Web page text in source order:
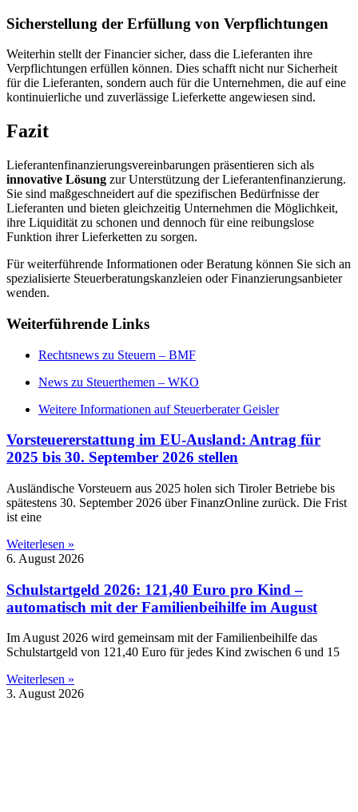
Sicherstellung der Erfüllung von Verpflichtungen
Weiterhin stellt der Financier sicher, dass die Lieferanten ihre
Verpflichtungen erfüllen können. Dies schafft nicht nur Sicherheit
für die Lieferanten, sondern auch für die Unternehmen, die auf eine
kontinuierliche und zuverlässige Lieferkette angewiesen sind.
Fazit
Lieferantenfinanzierungsvereinbarungen präsentieren sich als
innovative Lösung zur Unterstützung der Lieferantenfinanzierung.
Sie sind maßgeschneidert auf die spezifischen Bedürfnisse der
Lieferanten und bieten gleichzeitig Unternehmen die Möglichkeit,
ihre Liquidität zu schonen und dennoch für eine reibungslose
Funktion ihrer Lieferketten zu sorgen.
Für weiterführende Informationen oder Beratung können Sie sich an
spezialisierte Steuerberatungskanzleien oder Finanzierungsanbieter
wenden.
Weiterführende Links
Rechtsnews zu Steuern – BMF
News zu Steuerthemen – WKO
Weitere Informationen auf Steuerberater Geisler
Vorsteuererstattung im EU-Ausland: Antrag für
2025 bis 30. September 2026 stellen
Ausländische Vorsteuern aus 2025 holen sich Tiroler Betriebe bis
spätestens 30. September 2026 über FinanzOnline zurück. Die Frist
ist eine
Weiterlesen »
6. August 2026
Schulstartgeld 2026: 121,40 Euro pro Kind –
automatisch mit der Familienbeihilfe im August
Im August 2026 wird gemeinsam mit der Familienbeihilfe das
Schulstartgeld von 121,40 Euro für jedes Kind zwischen 6 und 15
Weiterlesen »
3. August 2026